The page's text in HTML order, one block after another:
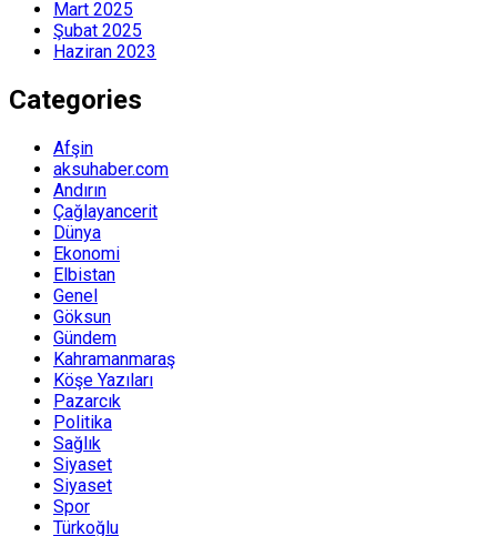
Mart 2025
Şubat 2025
Haziran 2023
Categories
Afşin
aksuhaber.com
Andırın
Çağlayancerit
Dünya
Ekonomi
Elbistan
Genel
Göksun
Gündem
Kahramanmaraş
Köşe Yazıları
Pazarcık
Politika
Sağlık
Siyaset
Siyaset
Spor
Türkoğlu